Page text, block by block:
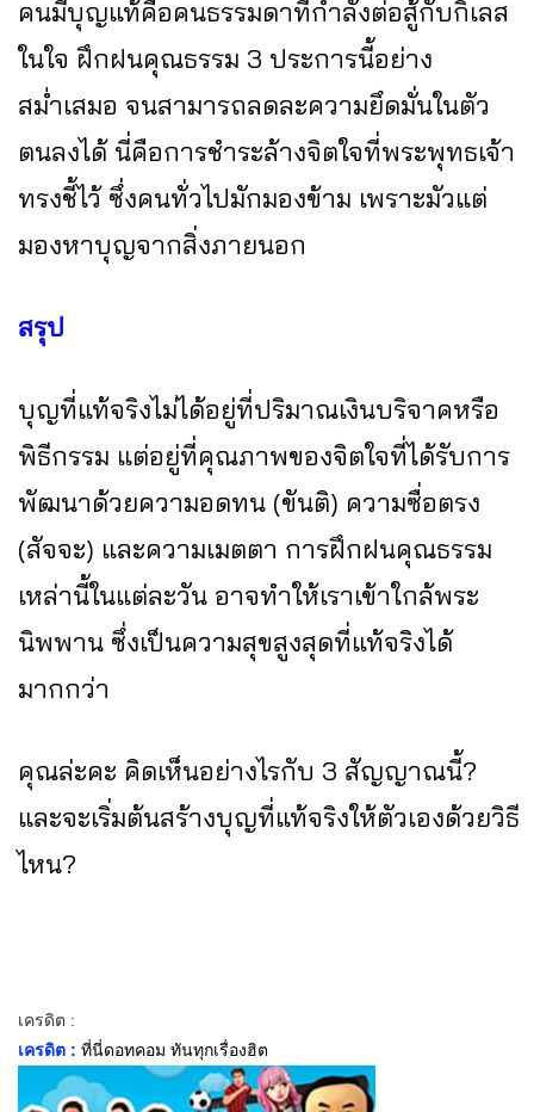
คนมีบุญแท้คือคนธรรมดาที่กำลังต่อสู้กับกิเลส
ในใจ ฝึกฝนคุณธรรม 3 ประการนี้อย่าง
สม่ำเสมอ จนสามารถลดละความยึดมั่นในตัว
ตนลงได้ นี่คือการชำระล้างจิตใจที่พระพุทธเจ้า
ทรงชี้ไว้ ซึ่งคนทั่วไปมักมองข้าม เพราะมัวแต่
มองหาบุญจากสิ่งภายนอก
สรุป
บุญที่แท้จริงไม่ได้อยู่ที่ปริมาณเงินบริจาคหรือ
พิธีกรรม แต่อยู่ที่คุณภาพของจิตใจที่ได้รับการ
พัฒนาด้วยความอดทน (ขันติ) ความซื่อตรง
(สัจจะ) และความเมตตา การฝึกฝนคุณธรรม
เหล่านี้ในแต่ละวัน อาจทำให้เราเข้าใกล้พระ
นิพพาน ซึ่งเป็นความสุขสูงสุดที่แท้จริงได้
มากกว่า
คุณล่ะคะ คิดเห็นอย่างไรกับ 3 สัญญาณนี้?
และจะเริ่มต้นสร้างบุญที่แท้จริงให้ตัวเองด้วยวิธี
ไหน?
เครดิต :
เครดิต : ที่นี่ดอทคอม ทันทุกเรื่องฮิต